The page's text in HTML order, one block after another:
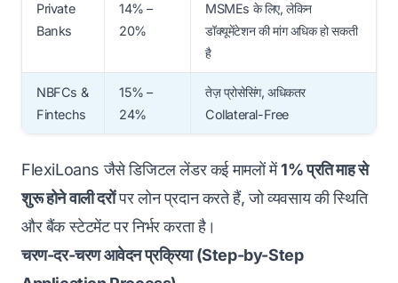
Private
Banks
14% –
20%
MSMEs के लिए, लेकिन
डॉक्यूमेंटेशन की मांग अधिक हो सकती
है
NBFCs &
Fintechs
15% –
24%
तेज़ प्रोसेसिंग, अधिकतर
Collateral-Free
FlexiLoans जैसे डिजिटल लेंडर कई मामलों में1% प्रति माह से
शुरू होने वाली दरोंपर लोन प्रदान करते हैं, जो व्यवसाय की स्थिति
और बैंक स्टेटमेंट पर निर्भर करता है।
चरण-दर-चरण आवेदन प्रक्रिया (Step-by-Step